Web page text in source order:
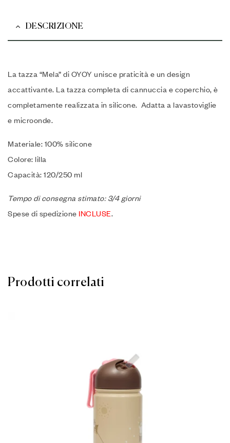
DESCRIZIONE
La tazza “Mela” di OYOY unisce praticità e un design
accattivante. La tazza completa di cannuccia e coperchio, è
completamente realizzata in silicone. Adatta a lavastoviglie
e microonde.
Materiale: 100% silicone
Colore: lilla
Capacità: 120/250 ml
Tempo di consegna stimato: 3/4 giorni
Spese di spedizione INCLUSE.
Prodotti correlati